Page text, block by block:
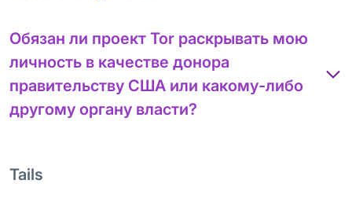
Обязан ли проект Tor раскрывать мою
личность в качестве донора
правительству США или какому-либо
другому органу власти?
Tails